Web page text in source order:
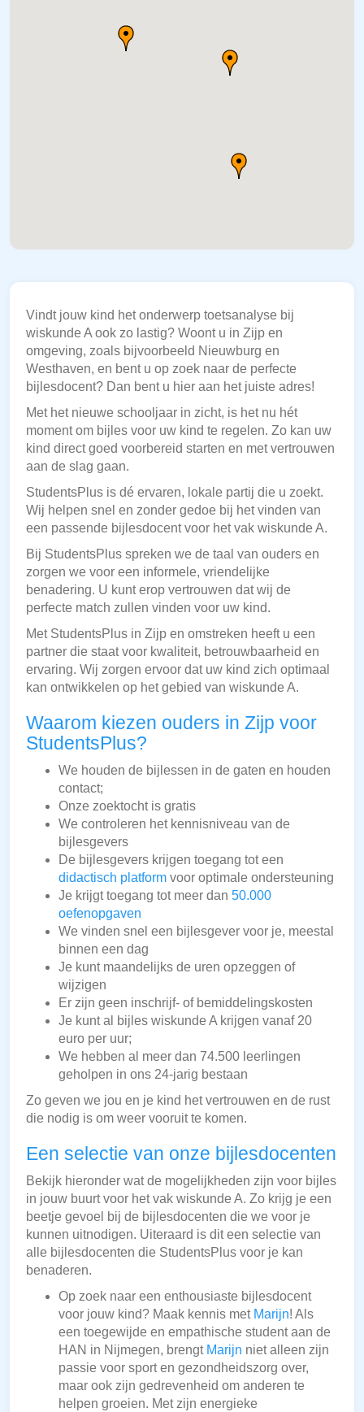
Vindt jouw kind het onderwerp toetsanalyse bij
wiskunde A ook zo lastig? Woont u in Zijp en
omgeving, zoals bijvoorbeeld Nieuwburg en
Westhaven, en bent u op zoek naar de perfecte
bijlesdocent? Dan bent u hier aan het juiste adres!
Met het nieuwe schooljaar in zicht, is het nu hét
moment om bijles voor uw kind te regelen. Zo kan uw
kind direct goed voorbereid starten en met vertrouwen
aan de slag gaan.
StudentsPlus is dé ervaren, lokale partij die u zoekt.
Wij helpen snel en zonder gedoe bij het vinden van
een passende bijlesdocent voor het vak wiskunde A.
Bij StudentsPlus spreken we de taal van ouders en
zorgen we voor een informele, vriendelijke
benadering. U kunt erop vertrouwen dat wij de
perfecte match zullen vinden voor uw kind.
Met StudentsPlus in Zijp en omstreken heeft u een
partner die staat voor kwaliteit, betrouwbaarheid en
ervaring. Wij zorgen ervoor dat uw kind zich optimaal
kan ontwikkelen op het gebied van wiskunde A.
Waarom kiezen ouders in Zijp voor
StudentsPlus?
We houden de bijlessen in de gaten en houden
contact;
Onze zoektocht is gratis
We controleren het kennisniveau van de
bijlesgevers
De bijlesgevers krijgen toegang tot een
didactisch platform voor optimale ondersteuning
Je krijgt toegang tot meer dan 50.000
oefenopgaven
We vinden snel een bijlesgever voor je, meestal
binnen een dag
Je kunt maandelijks de uren opzeggen of
wijzigen
Er zijn geen inschrijf- of bemiddelingskosten
Je kunt al bijles wiskunde A krijgen vanaf 20
euro per uur;
We hebben al meer dan 74.500 leerlingen
geholpen in ons 24-jarig bestaan
Zo geven we jou en je kind het vertrouwen en de rust
die nodig is om weer vooruit te komen.
Een selectie van onze bijlesdocenten
Bekijk hieronder wat de mogelijkheden zijn voor bijles
in jouw buurt voor het vak wiskunde A. Zo krijg je een
beetje gevoel bij de bijlesdocenten die we voor je
kunnen uitnodigen. Uiteraard is dit een selectie van
alle bijlesdocenten die StudentsPlus voor je kan
benaderen.
Op zoek naar een enthousiaste bijlesdocent
voor jouw kind? Maak kennis met Marijn! Als
een toegewijde en empathische student aan de
HAN in Nijmegen, brengt Marijn niet alleen zijn
passie voor sport en gezondheidszorg over,
maar ook zijn gedrevenheid om anderen te
helpen groeien. Met zijn energieke